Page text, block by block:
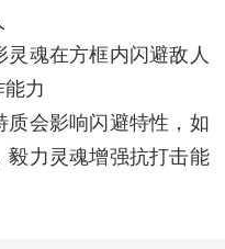
魂在方框内闪避敌人
力
质会影响闪避特性，如
毅力灵魂增强抗打击能